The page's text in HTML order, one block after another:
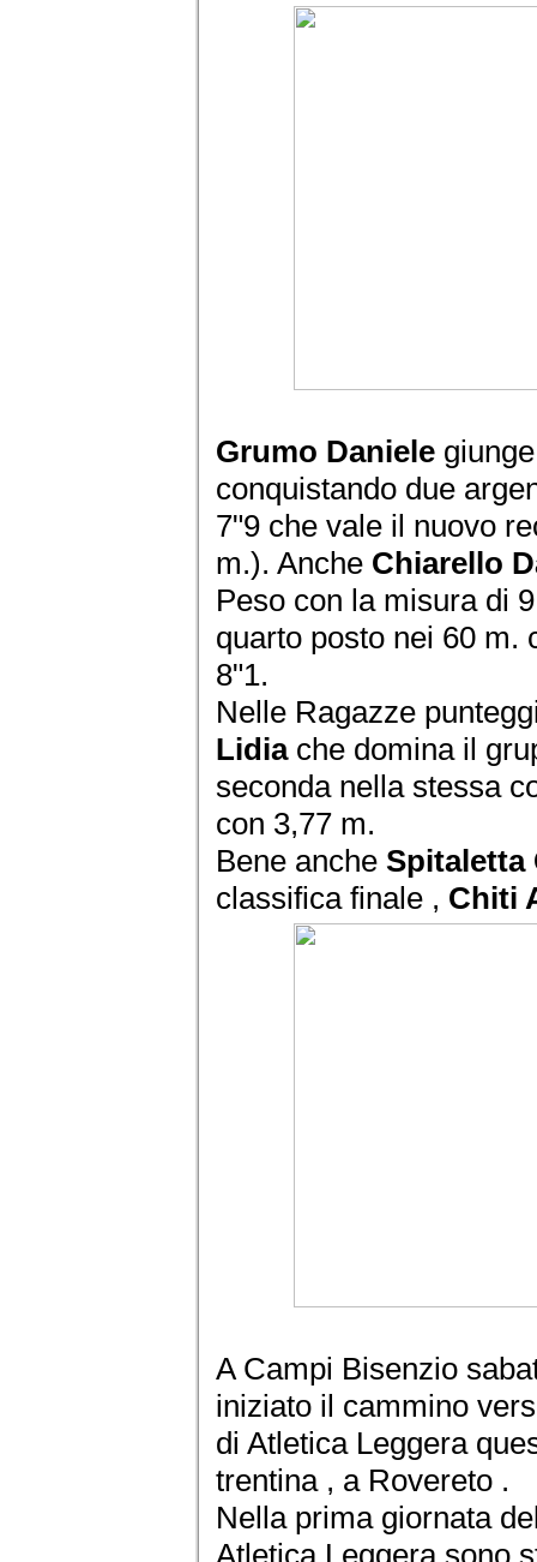
Grumo Daniele
conquistando due
7"9 che vale il nuovo
m.). Anche Chiarello
Peso con la misura di
quarto posto nei 60 m.
8"1.
Nelle Ragazze
Lidiache domina il
seconda nella stessa
con 3,77 m.
Bene anche Spitaletta
classifica finale , Chiti
A Campi Bisenzio
iniziato il cammino
di Atletica Leggera
trentina , a Rovereto .
Nella prima giornata
Atletica Leggera sono